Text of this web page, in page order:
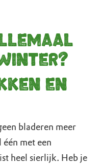
en
bladeren meer
met een
heel sierlijk. Heb je